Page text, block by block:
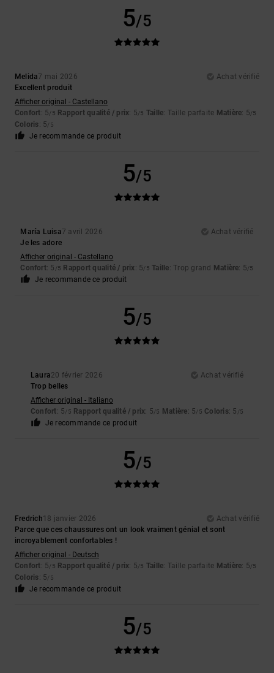
5/5
Melida7 mai 2026
Achat vérifié
Excellent produit
Afficher original - Castellano
Confort: 5/5 Rapport qualité / prix: 5/5 Taille: Taille parfaite Matière: 5/5
Coloris: 5/5
Je recommande ce produit
5/5
María Luisa7 avril 2026
Achat vérifié
Je les adore
Afficher original - Castellano
Confort: 5 /5 Rapport qualité / prix: 5/5 Taille: Trop grand Matière: 5/5
Je recommande ce produit
5/5
Laura20 février 2026
Achat vérifié
Trop belles
Afficher original - Italiano
Confort: 5/5 Rapport qualité / prix: 5/5 Matière: 5/5 Coloris: 5 /5
Je recommande ce produit
5/5
Fredrich18 janvier 2026
Achat vérifié
Parce que ces chaussures ont un look vraiment génial et sont
incroyablement confortables !
Afficher original - Deutsch
Confort: 5/5 Rapport qualité / prix: 5/5 Taille: Taille parfaite Matière: 5/5
Coloris: 5/5
Je recommande ce produit
5/5